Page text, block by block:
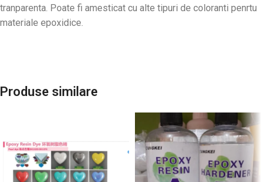
tranparenta. Poate fi amesticat cu alte tipuri de coloranti penrtu
materiale epoxidice.
Produse similare